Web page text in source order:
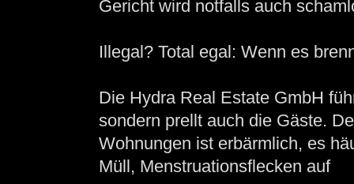
Gericht wird notfalls auch
Illegal? Total egal: Wenn es
Die Hydra Real Estate GmbH
sondern prellt auch die Gäste.
Wohnungen ist erbärmlich, es
Müll, Menstruationsflecken auf